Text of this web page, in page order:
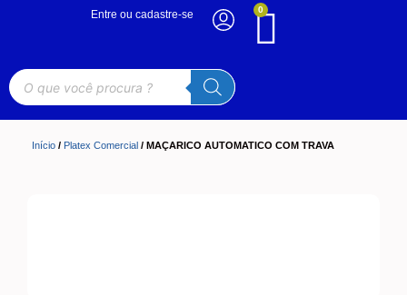
0
Entre ou cadastre-se
Início / Platex Comercial / MAÇARICO AUTOMATICO COM TRAVA